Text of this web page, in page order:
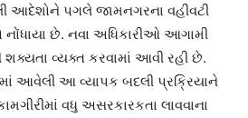
આદેશોને પગલે જામનગરના વહીવટી
નોંધાયા છે. નવા અધિકારીઓ આગામી
શક્યતા વ્યક્ત કરવામાં આવી રહી છે.
આવેલી આ વ્યાપક બદલી પ્રક્રિયાને
વધુ અસરકારકતા લાવવાના